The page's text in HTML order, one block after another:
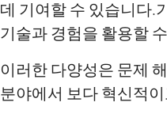
데 기여할 수 있습니다.
기술과 경험을 활용할
이러한 다양성은 문제
분야에서 보다 혁신적